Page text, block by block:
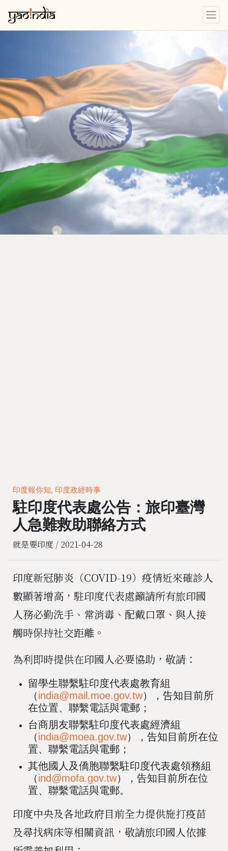
印度報你知, 印度政經時事
駐印度代表處公告：旅印臺灣
人急難救助聯絡方式
就是要印度 / 2021-04-28
印度新冠肺炎（COVID-19）疫情近來確診人
數顯著增高，駐印度代表處籲請所有旅印國
人務必勤洗手、常消毒、配戴口罩、與人接
觸時保持社交距離。
為利即時提供在印國人必要協助，敬請：
留學生聯繫駐印度代表處教育組
（india@mail.moe.gov.tw），告知目前所
在位置、聯繫電話與電郵；
台商朋友聯繫駐印度代表處經濟組
（india@moea.gov.tw），告知目前所在位
置、聯繫電話與電郵；
其他國人及僑胞聯繫駐印度代表處領務組
（ind@mofa.gov.tw），告知目前所在位
置、聯繫電話與電郵。
印度中央及各地政府目前全力提供施打疫苗
及尋找病床等相關資訊，敬請旅印國人依據